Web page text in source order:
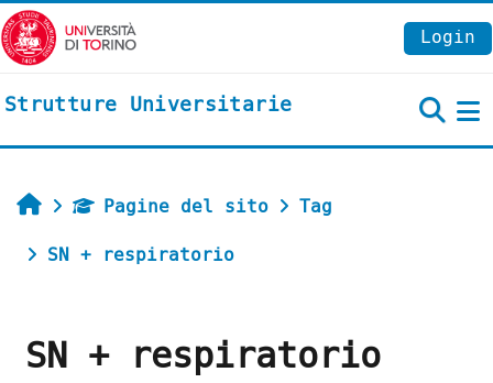
Vai al contenuto principale
Login
Strutture Universitarie
HomePagine del sito
Tag
SN + respiratorio
SN + respiratorio